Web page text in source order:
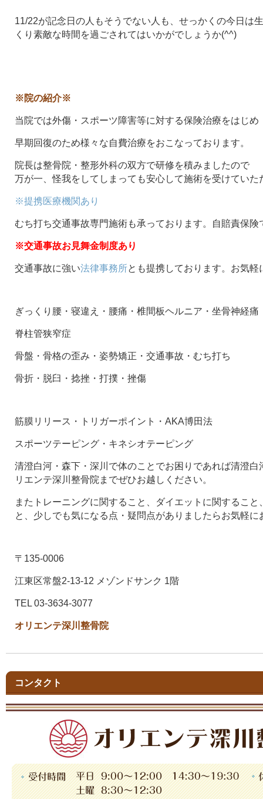
11/22が記念日の人もそうでない人も、せっかくの今日は
くり素敵な時間を過ごされてはいかがでしょうか(^^)
※院の紹介※
当院では外傷・スポーツ障害等に対する保険治療をはじめ
早期回復のため様々な自費治療をおこなっております。
院長は整骨院・整形外科の双方で研修を積みましたので
万が一、怪我をしてしまっても安心して施術を受けていた
※提携医療機関あり
むち打ち交通事故専門施術も承っております。自賠責保険
※交通事故お見舞金制度あり
交通事故に強い法律事務所とも提携しております。お気軽
ぎっくり腰・寝違え・腰痛・椎間板ヘルニア・坐骨神経痛
脊柱管狭窄症
骨盤・骨格の歪み・姿勢矯正・交通事故・むち打ち
骨折・脱臼・捻挫・打撲・挫傷
筋膜リリース・トリガーポイント・AKA博田法
スポーツテーピング・キネシオテーピング
清澄白河・森下・深川で体のことでお困りであれば清澄
リエンテ深川整骨院までぜひお越しください。
またトレーニングに関すること、ダイエットに関するこ
と、少しでも気になる点・疑問点がありましたらお気軽に
〒135-0006
江東区常盤2-13-12 メゾンドサンク 1階
TEL 03-3634-3077
オリエンテ深川整骨院
コンタクト